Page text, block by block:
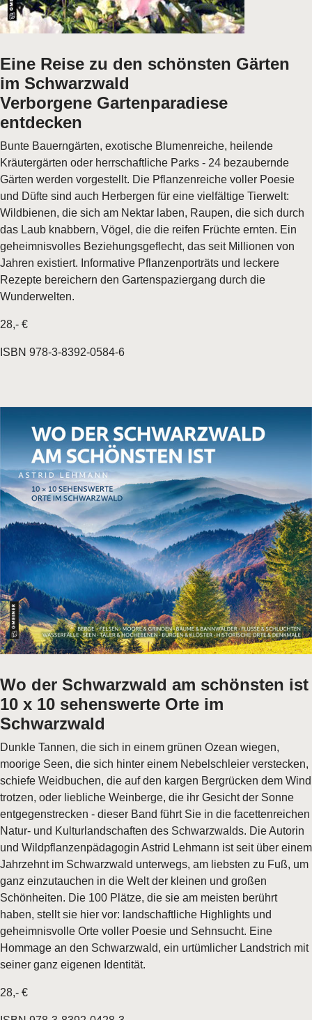
Eine Reise zu den schönsten Gärten
im Schwarzwald
Verborgene Gartenparadiese
entdecken
Bunte Bauerngärten, exotische Blumenreiche, heilende
Kräutergärten oder herrschaftliche Parks - 24 bezaubernde
Gärten werden vorgestellt. Die Pflanzenreiche voller Poesie
und Düfte sind auch Herbergen für eine vielfältige Tierwelt:
Wildbienen, die sich am Nektar laben, Raupen, die sich durch
das Laub knabbern, Vögel, die die reifen Früchte ernten. Ein
geheimnisvolles Beziehungsgeflecht, das seit Millionen von
Jahren existiert. Informative Pflanzenporträts und leckere
Rezepte bereichern den Gartenspaziergang durch die
Wunderwelten.
28,- €
ISBN 978-3-8392-0584-6
Wo der Schwarzwald am schönsten ist
10 x 10 sehenswerte Orte im
Schwarzwald
Dunkle Tannen, die sich in einem grünen Ozean wiegen,
moorige Seen, die sich hinter einem Nebelschleier verstecken,
schiefe Weidbuchen, die auf den kargen Bergrücken dem Wind
trotzen, oder liebliche Weinberge, die ihr Gesicht der Sonne
entgegenstrecken - dieser Band führt Sie in die facettenreichen
Natur- und Kulturlandschaften des Schwarzwalds. Die Autorin
und Wildpflanzenpädagogin Astrid Lehmann ist seit über einem
Jahrzehnt im Schwarzwald unterwegs, am liebsten zu Fuß, um
ganz einzutauchen in die Welt der kleinen und großen
Schönheiten. Die 100 Plätze, die sie am meisten berührt
haben, stellt sie hier vor: landschaftliche Highlights und
geheimnisvolle Orte voller Poesie und Sehnsucht. Eine
Hommage an den Schwarzwald, ein urtümlicher Landstrich mit
seiner ganz eigenen Identität.
28,- €